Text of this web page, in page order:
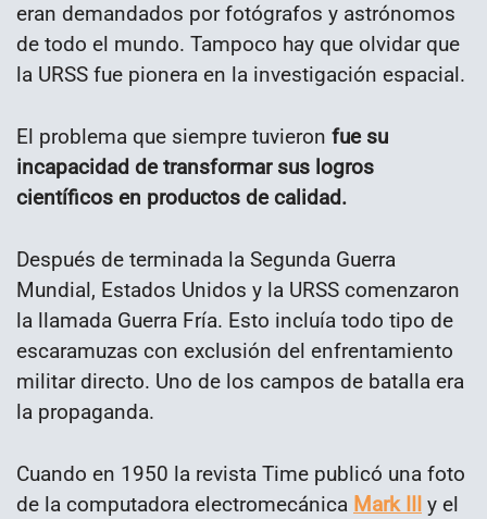
eran demandados por fotógrafos y astrónomos
de todo el mundo. Tampoco hay que olvidar que
la URSS fue pionera en la investigación espacial.
El problema que siempre tuvieron fue su
incapacidad de transformar sus logros
científicos en productos de calidad.
Después de terminada la Segunda Guerra
Mundial, Estados Unidos y la URSS comenzaron
la llamada Guerra Fría. Esto incluía todo tipo de
escaramuzas con exclusión del enfrentamiento
militar directo. Uno de los campos de batalla era
la propaganda.
Cuando en 1950 la revista Time publicó una foto
de la computadora electromecánica Mark III y el